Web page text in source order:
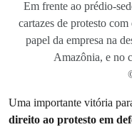
Em frente ao prédio-
cartazes de protesto
papel da empresa na
Amazônia, e no
Uma importante vitória
direito ao protesto em